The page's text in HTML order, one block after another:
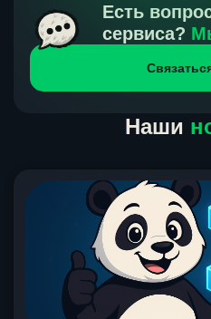
получения нами средств от
направлений курс, указанный
окончательным. Если
чат на сайте, мы поможем
Есть
сервиса?
Наши